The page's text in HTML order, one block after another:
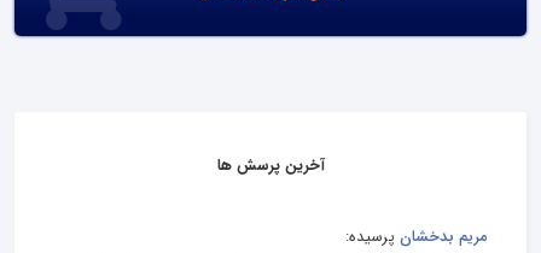
آخرین پرسش ها
مریم بدخشان پرسیده: